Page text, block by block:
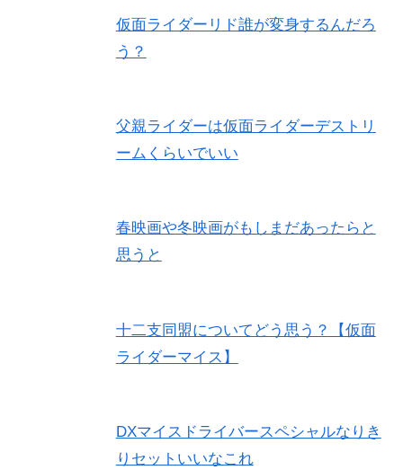
仮面ライダーリド誰が変身するんだろ
う？
父親ライダーは仮面ライダーデストリ
ームくらいでいい
春映画や冬映画がもしまだあったらと
思うと
十二支同盟についてどう思う？【仮面
ライダーマイス】
DXマイスドライバースペシャルなりき
りセットいいなこれ